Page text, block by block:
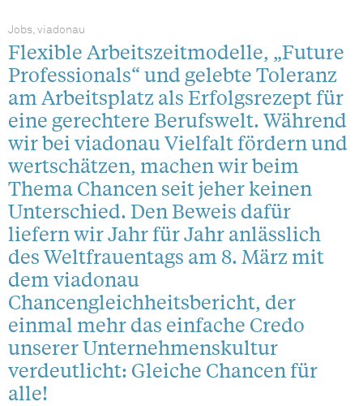
Jobs, viadonau
Flexible Arbeitszeitmodelle, „Future
Professionals“ und gelebte Toleranz
am Arbeitsplatz als Erfolgsrezept für
eine gerechtere Berufswelt. Während
wir bei viadonau Vielfalt fördern und
wertschätzen, machen wir beim
Thema Chancen seit jeher keinen
Unterschied. Den Beweis dafür
liefern wir Jahr für Jahr anlässlich
des Weltfrauentags am 8. März mit
dem viadonau
Chancengleichheitsbericht, der
einmal mehr das einfache Credo
unserer Unternehmenskultur
verdeutlicht: Gleiche Chancen für
alle!